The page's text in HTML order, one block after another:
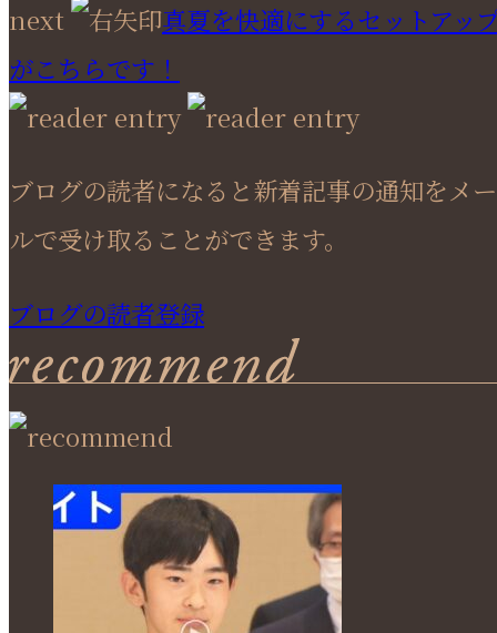
next
真夏を快適にするセットアッ
がこちらです！
ブログの読者になると新着記事の通知をメー
ルで受け取ることができます。
ブログの読者登録